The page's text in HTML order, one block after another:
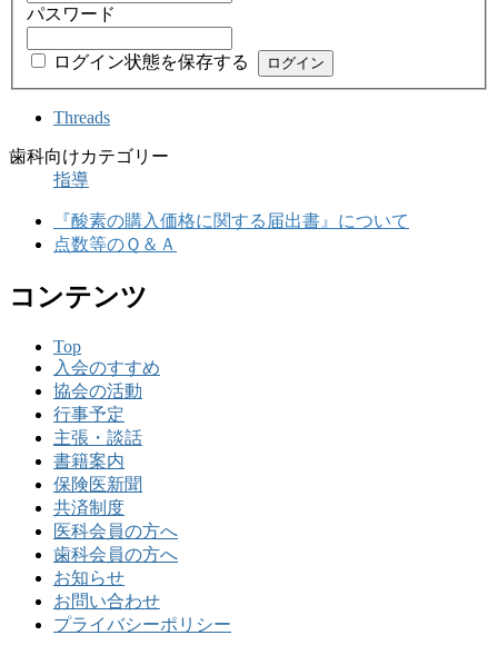
パスワード
ログイン状態を保存する
Threads
歯科向けカテゴリー
指導
『酸素の購入価格に関する届出書』について
点数等のＱ＆Ａ
コンテンツ
Top
入会のすすめ
協会の活動
行事予定
主張・談話
書籍案内
保険医新聞
共済制度
医科会員の方へ
歯科会員の方へ
お知らせ
お問い合わせ
プライバシーポリシー